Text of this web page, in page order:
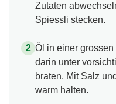
Zutaten
Spiessli stecken.
Öl in einer
darin unter
braten. Mit Salz
warm halten.